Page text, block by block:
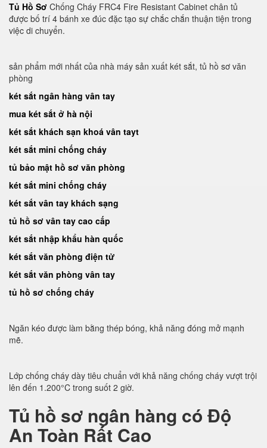
Tủ Hồ Sơ Chống Cháy FRC4 Fire Resistant Cabinet chân tủ
được bố trí 4 bánh xe đúc đặc tạo sự chắc chắn thuận tiện trong
việc di chuyển.
sản phẩm mới nhất của nhà máy sản xuất két sắt, tủ hồ sơ văn
phòng
két sắt ngân hàng vân tay
mua két sắt ở hà nội
két sắt khách sạn khoá vân tayt
két sắt mini chống cháy
tủ bảo mật hồ sơ văn phòng
két sắt mini chống cháy
két sắt vân tay khách sạng
tủ hồ sơ vân tay cao cấp
két sắt nhập khẩu hàn quốc
két sắt văn phòng điện tử
két sắt văn phòng vân tay
tủ hồ sơ chống cháy
Ngăn kéo được làm bằng thép bóng, khả năng đóng mở mạnh
mẽ.
Lớp chống cháy dày tiêu chuẩn với khả năng chống cháy vượt trội
lên đến 1.200°C trong suốt 2 giờ.
Tủ hồ sơ ngân hàng có Độ
An Toàn Rất Cao